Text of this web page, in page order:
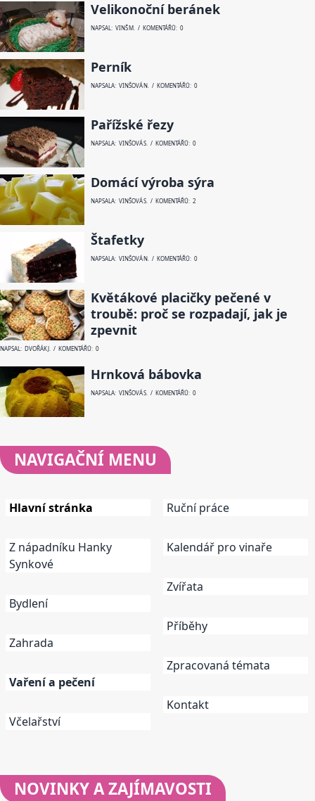
Velikonoční beránek
NAPSAL: VINŠ M. / KOMENTÁŘŮ: 0
Perník
NAPSALA: VINŠOVÁ N. / KOMENTÁŘŮ: 0
Pařížské řezy
NAPSALA: VINŠOVÁ S. / KOMENTÁŘŮ: 0
Domácí výroba sýra
NAPSALA: VINŠOVÁ S. / KOMENTÁŘŮ: 2
Štafetky
NAPSALA: VINŠOVÁ N. / KOMENTÁŘŮ: 0
Květákové placičky pečené v
troubě: proč se rozpadají, jak je
zpevnit
NAPSAL: DVOŘÁK J. / KOMENTÁŘŮ: 0
Hrnková bábovka
NAPSALA: VINŠOVÁ S. / KOMENTÁŘŮ: 0
NAVIGAČNÍ MENU
Hlavní stránka
Z nápadníku Hanky
Synkové
Bydlení
Zahrada
Vaření a pečení
Včelařství
Ruční práce
Kalendář pro vinaře
Zvířata
Příběhy
Zpracovaná témata
Kontakt
NOVINKYA ZAJÍMAVOSTI